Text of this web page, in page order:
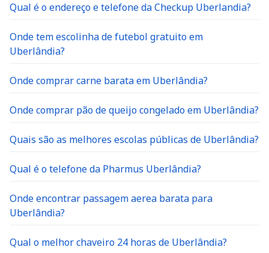
Qual é o endereço e telefone da Checkup Uberlandia?
Onde tem escolinha de futebol gratuito em
Uberlândia?
Onde comprar carne barata em Uberlândia?
Onde comprar pão de queijo congelado em Uberlândia?
Quais são as melhores escolas públicas de Uberlândia?
Qual é o telefone da Pharmus Uberlândia?
Onde encontrar passagem aerea barata para
Uberlândia?
Qual o melhor chaveiro 24 horas de Uberlândia?